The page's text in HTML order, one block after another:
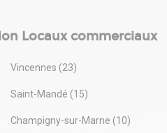
Locaux commerciaux
Vincennes (23)
Saint-Mandé (15)
Champigny-sur-Marne (10)